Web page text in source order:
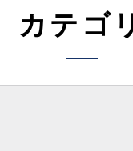
カテゴ